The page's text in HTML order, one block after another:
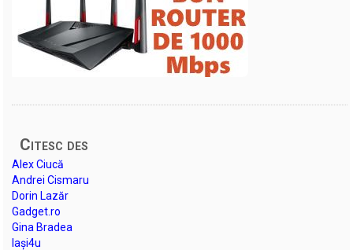
Citesc des
Alex Ciucă
Andrei Cismaru
Dorin Lazăr
Gadget.ro
Gina Bradea
Iași4u